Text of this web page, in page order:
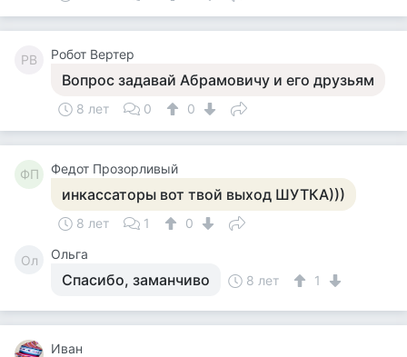
РВ Робот Вертер
Вопрос задавай Абрамовичу и его друзьям
8 лет 0 0
ФП Федот Прозорливый
инкассаторы вот твой выход ШУТКА)))
8 лет 1 0
Ол Ольга
Спасибо, заманчиво 8 лет 1
Иван